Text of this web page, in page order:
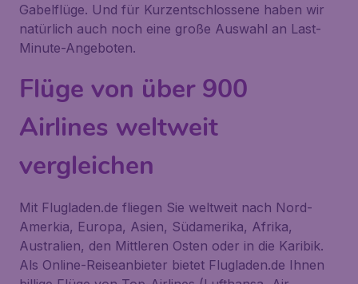
Gabelflüge. Und für Kurzentschlossene haben wir
natürlich auch noch eine große Auswahl an Last-
Minute-Angeboten.
Flüge von über 900
Airlines weltweit
vergleichen
Mit Flugladen.de fliegen Sie weltweit nach Nord-
Amerkia, Europa, Asien, Südamerika, Afrika,
Australien, den Mittleren Osten oder in die Karibik.
Als Online-Reiseanbieter bietet Flugladen.de Ihnen